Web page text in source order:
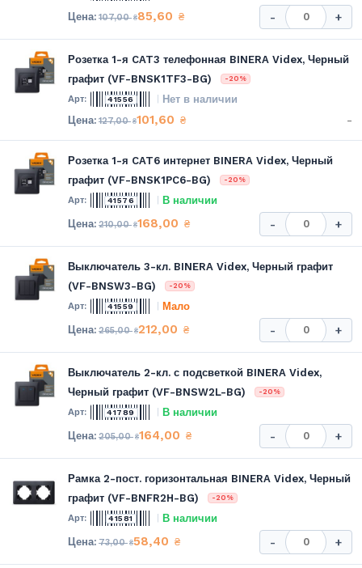
107,00₴85,60 ₴ - +
Розетка 1-я CAT3 телефонная BINERA Videx, Черный
графит (VF-BNSK1TF3-BG)
-20%
41556 Нет в наличии
127,00₴101,60 ₴ -
Розетка 1-я CAT6 интернет BINERA Videx, Черный
графит (VF-BNSK1PC6-BG)
-20%
41576 В наличии
210,00₴168,00 ₴ - +
Выключатель 3-кл. BINERA Videx, Черный графит
(VF-BNSW3-BG)
-20%
41559 Мало
265,00₴212,00 ₴ - +
Выключатель 2-кл. с подсветкой BINERA Videx,
Черный графит (VF-BNSW2L-BG)
-20%
41789 В наличии
205,00₴164,00 ₴ - +
Рамка 2-пост. горизонтальная BINERA Videx, Черный
графит (VF-BNFR2H-BG)
-20%
41581 В наличии
73,00₴58,40 ₴ - +